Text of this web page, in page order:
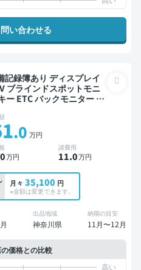
い合わせる
ブラインドスポットモニ
ー ETC バックモニター ド
.0 万円
万円
諸費用
11.0万円
月々 35,100 円
※金額は変更できます。
出品地域
神奈川県
納期の目安
11月〜12月
価格との比較